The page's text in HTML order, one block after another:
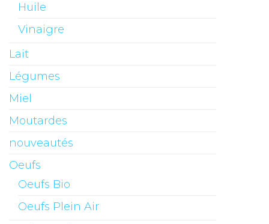
Huile
Vinaigre
Lait
Légumes
Miel
Moutardes
nouveautés
Oeufs
Oeufs Bio
Oeufs Plein Air